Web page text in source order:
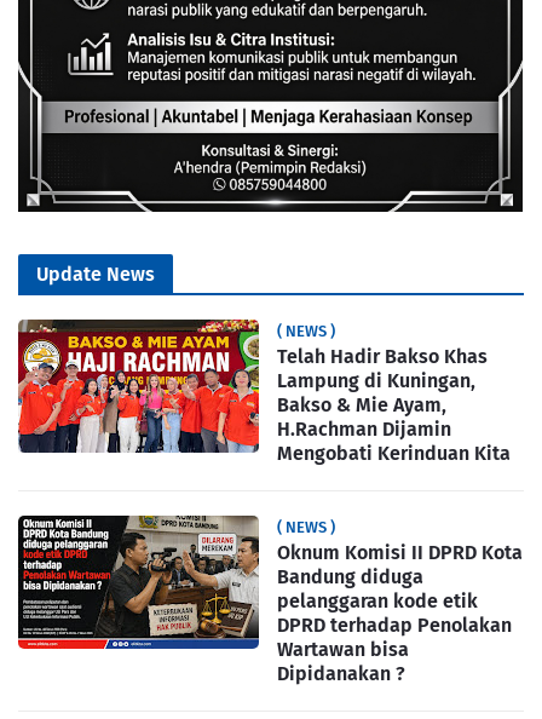
Update News
( NEWS )
Telah Hadir Bakso Khas
Lampung di Kuningan,
Bakso & Mie Ayam,
H.Rachman Dijamin
Mengobati Kerinduan Kita
( NEWS )
Oknum Komisi II DPRD Kota
Bandung diduga
pelanggaran kode etik
DPRD terhadap Penolakan
Wartawan bisa
Dipidanakan ?